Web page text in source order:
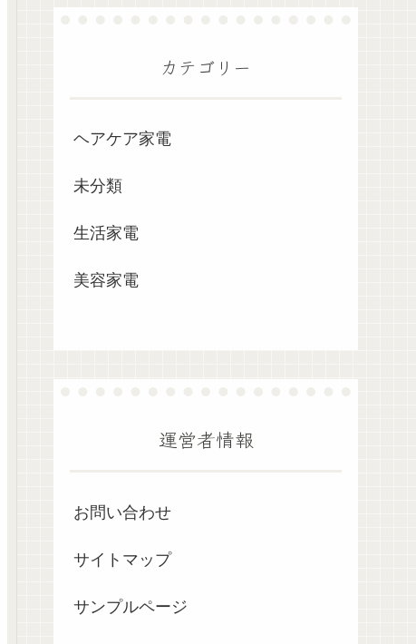
カテゴリー
ヘアケア家電
未分類
生活家電
美容家電
運営者情報
お問い合わせ
サイトマップ
サンプルページ